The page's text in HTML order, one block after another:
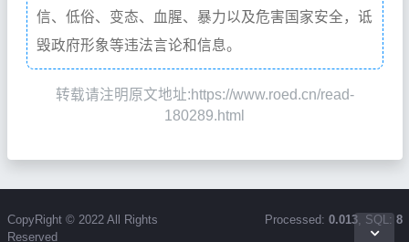
信、低俗、变态、血腥、暴力以及危害国家安全，诋
毁政府形象等违法言论和信息。
转载请注明原文地址:https://www.roed.cn/read-
180289.html
CopyRight © 2022 All Rights
Reserved
Processed: 0.013, SQL: 8